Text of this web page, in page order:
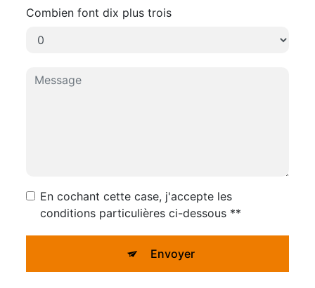
Combien font dix plus trois
En cochant cette case, j'accepte les
conditions particulières ci-dessous **
Envoyer